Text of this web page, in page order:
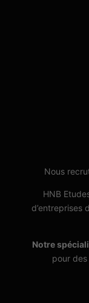
Nous
HNB
d’entreprises
Notre
pour